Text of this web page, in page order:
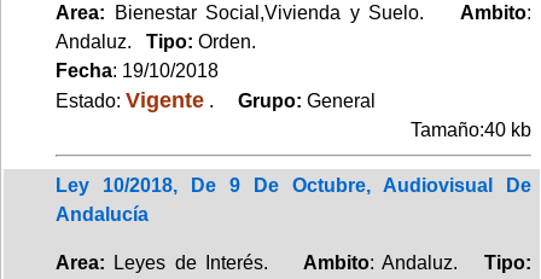
Area: Bienestar Social,Vivienda y Suelo. Ambito:
Andaluz. Tipo: Orden.
Fecha: 19/10/2018
Estado: Vigente . Grupo: General
Tamaño:40 kb
Ley 10/2018, De 9 De Octubre, Audiovisual De
Andalucía
Area: Leyes de Interés. Ambito: Andaluz.Tipo: